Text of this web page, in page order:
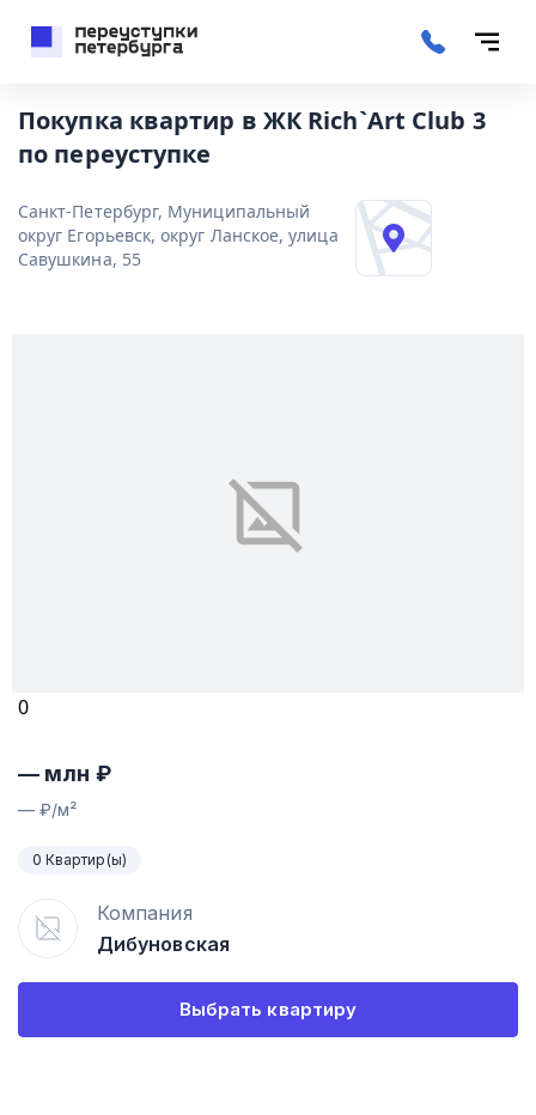
Покупка квартир в ЖК Rich`Art Club 3
по переуступке
Санкт-Петербург, Муниципальный
округ Егорьевск, округ Ланское, улица
Савушкина, 55
0
— млн ₽
—₽/м²
0 Квартир(ы)
Компания
Дибуновская
Выбрать квартиру